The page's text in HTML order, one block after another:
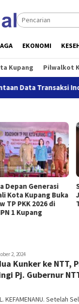
EKONOMI
Kupang Pilwalkot
Industri
Depan Generasi
Kota Kupang Buka
TP PKK 2026 di
1 Kupang
2, 2024
Kunker ke NTT,
Pj. Gubernur
KEFAMENANU. Setelah